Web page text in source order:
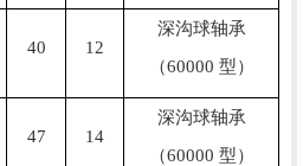
40 12
深沟球轴承
（60000 型）
47 14
深沟球轴承
（60000 型）